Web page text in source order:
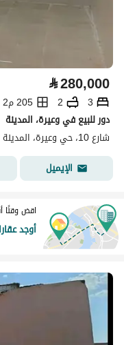
⃁280,000
3
2
205 م2
دور للبيع في وعيرة، المدينة
شارع 10، حي وعيرة، المدينة المنورة
الإيميل
اقض وقتًا
أوجد